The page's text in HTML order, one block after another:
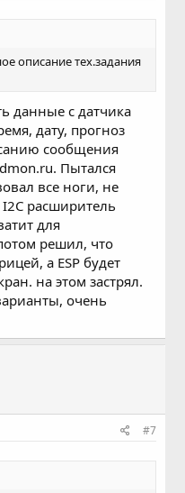
описание тех.задания
данные с датчика
дату, прогноз
сообщения
Пытался
все ноги, не
расширитель
для
решил, что
а ESP будет
на этом застрял.
очень
#7